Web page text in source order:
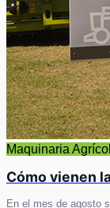
Maquinaria
Cómo vienen
En el mes de agosto